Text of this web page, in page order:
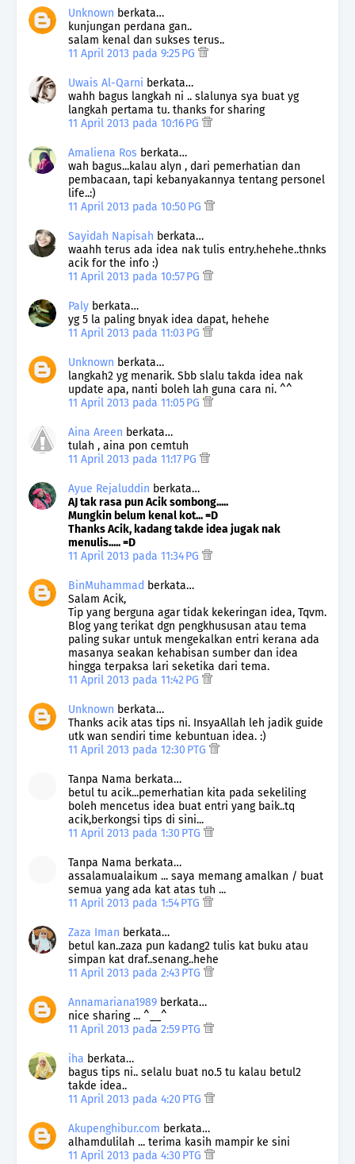
Unknown berkata…
kunjungan perdana gan..
salam kenal dan sukses terus..
11 April 2013 pada 9:25 PG
Uwais Al-Qarni berkata…
wahh bagus langkah ni .. slalunya sya buat yg
langkah pertama tu. thanks for sharing
11 April 2013 pada 10:16 PG
Amaliena Ros berkata…
wah bagus...kalau alyn , dari pemerhatian dan
pembacaan, tapi kebanyakannya tentang personel
life..:)
11 April 2013 pada 10:50 PG
Sayidah Napisah berkata…
waahh terus ada idea nak tulis entry.hehehe..thnks
acik for the info :)
11 April 2013 pada 10:57 PG
Paly berkata…
yg 5 la paling bnyak idea dapat, hehehe
11 April 2013 pada 11:03 PG
Unknown berkata…
langkah2 yg menarik. Sbb slalu takda idea nak
update apa, nanti boleh lah guna cara ni. ^^
11 April 2013 pada 11:05 PG
Aina Areen berkata…
tulah , aina pon cemtuh
11 April 2013 pada 11:17 PG
Ayue Rejaluddin berkata…
AJ tak rasa pun Acik sombong.....
Mungkin belum kenal kot... =D
Thanks Acik, kadang takde idea jugak nak
menulis..... =D
11 April 2013 pada 11:34 PG
BinMuhammad berkata…
Salam Acik,
Tip yang berguna agar tidak kekeringan idea, Tqvm.
Blog yang terikat dgn pengkhususan atau tema
paling sukar untuk mengekalkan entri kerana ada
masanya seakan kehabisan sumber dan idea
hingga terpaksa lari seketika dari tema.
11 April 2013 pada 11:42 PG
Unknown berkata…
Thanks acik atas tips ni. InsyaAllah leh jadik guide
utk wan sendiri time kebuntuan idea. :)
11 April 2013 pada 12:30 PTG
Tanpa Nama berkata…
betul tu acik...pemerhatian kita pada sekeliling
boleh mencetus idea buat entri yang baik..tq
acik,berkongsi tips di sini...
11 April 2013 pada 1:30 PTG
Tanpa Nama berkata…
assalamualaikum ... saya memang amalkan / buat
semua yang ada kat atas tuh ...
11 April 2013 pada 1:54 PTG
Zaza Iman berkata…
betul kan..zaza pun kadang2 tulis kat buku atau
simpan kat draf..senang..hehe
11 April 2013 pada 2:43 PTG
Annamariana1989 berkata…
nice sharing ... ^__^
11 April 2013 pada 2:59 PTG
iha berkata…
bagus tips ni.. selalu buat no.5 tu kalau betul2
takde idea..
11 April 2013 pada 4:20 PTG
Akupenghibur.com berkata…
alhamdulilah ... terima kasih mampir ke sini
11 April 2013 pada 4:30 PTG